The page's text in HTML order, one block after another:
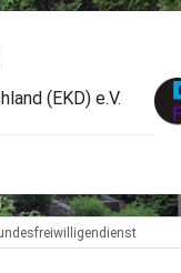
(EKD) e.V.